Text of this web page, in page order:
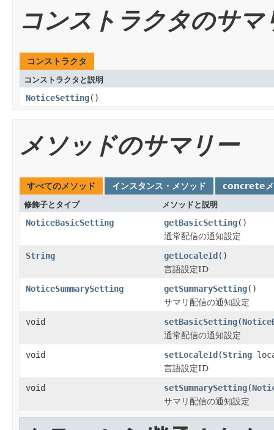
コンストラクタのサマ
コンストラクタ
コンストラクタと説明
NoticeSetting()
メソッドのサマリー
すべてのメソッド インスタンス・メソッド concreteメ
修飾子とタイプ メソッドと説明
NoticeBasicSetting getBasicSetting()
通常配信の通知設定
String
getLocaleId()
言語設定ID
NoticeSummarySetting
getSummarySetting()
サマリ配信の通知設定
void
setBasicSetting(
通常配信の通知設定
void
setLocaleId(String
言語設定ID
void
setSummarySetting(
サマリ配信の通知設定